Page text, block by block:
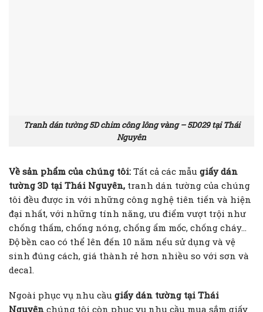
Tranh dán tường 5D chim công lông vàng – 5D029 tại Thái
Nguyên
Về sản phẩm của chúng tôi: Tất cả các mẫu giấy dán
tường 3D tại Thái Nguyên, tranh dán tường của chúng
tôi đều được in với những công nghệ tiên tiến và hiện
đại nhất, với những tính năng, ưu điểm vượt trội như
chống thấm, chống nóng, chống ẩm mốc, chống cháy…
Độ bền cao có thể lên đến 10 năm nếu sử dụng và vệ
sinh đúng cách, giá thành rẻ hơn nhiều so với sơn và
decal.
Ngoài phục vụ nhu cầu giấy dán tường tại Thái
Nguyên chúng tôi còn phục vụ nhu cầu mua sắm giấy